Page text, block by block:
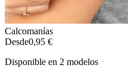
Calcomanías
Desde0,95 €
Disponible en 2 modelos